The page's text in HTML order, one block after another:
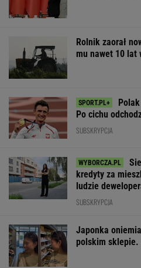
Rolnik zaorał
mu nawet 10 lat
Po cichu
SUBSKRYPCJA
kredyty za
ludzie
SUBSKRYPCJA
Japonka
polskim